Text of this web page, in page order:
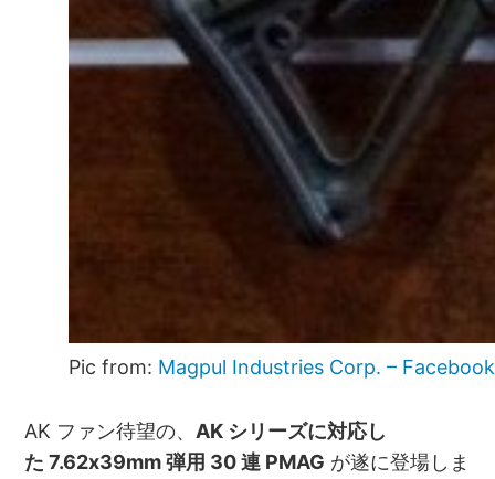
Pic from: Magpul Industries Corp. – Facebook
AK ファン待望の、 AK シリーズに対応し
た 7.62x39mm 弾用 30 連 PMAG が遂に登場しま